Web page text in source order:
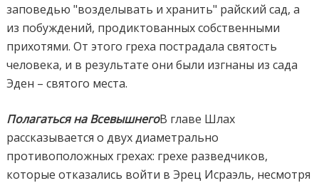
заповедью "возделывать и хранить" райский сад, а
из побуждений, продиктованных собственными
прихотями. От этого греха пострадала святость
человека, и в результате они были изгнаны из сада
Эден – святого места.
Полагаться на ВсевышнегоВ главе Шлах
рассказывается о двух диаметрально
противоположных грехах: грехе разведчиков,
которые отказались войти в Эрец Исраэль, несмотря